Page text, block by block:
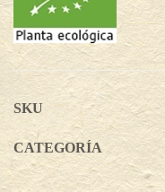
SKU
CATEGORÍA